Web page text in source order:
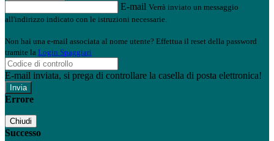
E-mail Verrà inviato un messaggio
all'indirizzo indicato con le istruzioni necessarie.
Non hai una e-mail associata al nome utente? Effettua il reset della password
tramite la Login Spaggiari
E-mail inviata, si prega di controllare la casella di posta elettronica!
Errore
Chiudi
Successo